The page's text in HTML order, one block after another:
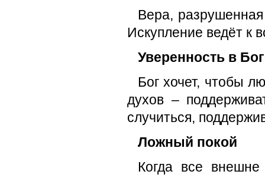
Вера,
Искупление ведёт к
Уверенность в
Бог хочет, чтобы
духов –
случиться,
Ложный покой
Когда все